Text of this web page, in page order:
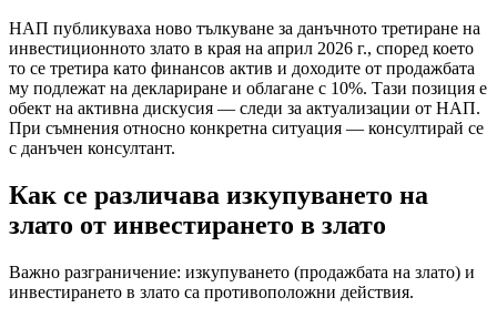
НАП публикуваха ново тълкуване за данъчното третиране на
инвестиционното злато в края на април 2026 г., според което
то се третира като финансов актив и доходите от продажбата
му подлежат на деклариране и облагане с 10%. Тази позиция е
обект на активна дискусия — следи за актуализации от НАП.
При съмнения относно конкретна ситуация — консултирай се
с данъчен консултант.
Как се различава изкупуването на
злато от инвестирането в злато
Важно разграничение: изкупуването (продажбата на злато) и
инвестирането в злато са противоположни действия.